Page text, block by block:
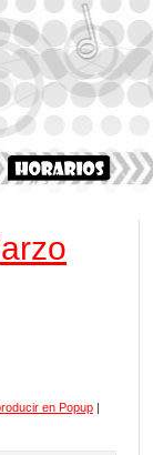
en Popup|